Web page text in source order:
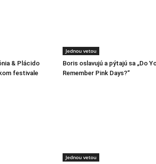
& Plácido
festivale
Jednou vetou
Boris oslavujú a pýtajú sa „Do
Remember Pink Days?“
Jednou vetou